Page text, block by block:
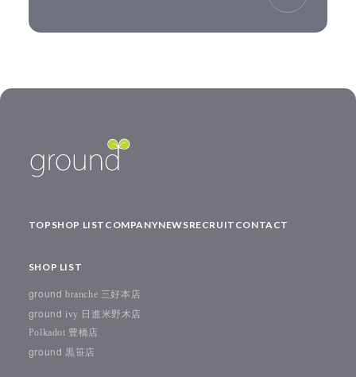
TOP SHOP LIST COMPANYNEWSRECRUIT CONTACT
SHOP LIST
ground branche 三好本店
ground ivy 日進米野木店
Polkadot 豊橋店
ground 黒笹店